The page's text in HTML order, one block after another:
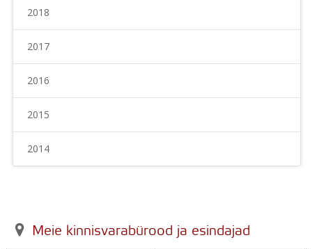
2018
2017
2016
2015
2014
Meie kinnisvarabürood ja esindajad